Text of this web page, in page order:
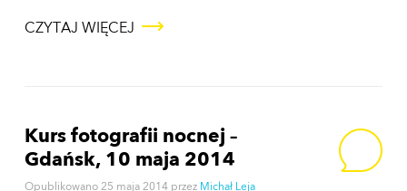
CZYTAJ WIĘCEJ
Kurs fotografii nocnej –
Gdańsk, 10 maja 2014
Opublikowano 25 maja 2014 przez Michał Leja